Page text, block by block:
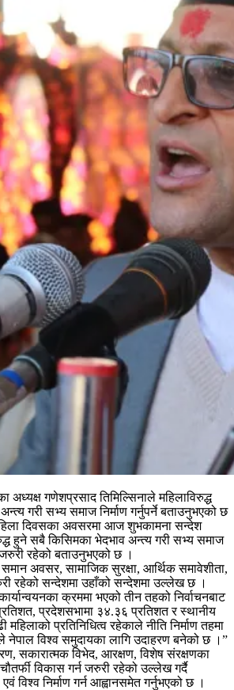
अध्यक्ष गणेशप्रसाद तिमिल्सिनाले महिलाविरुद्ध
गरी सभ्य समाज निर्माण गर्नुपर्ने बताउनुभएको छ
दिवसका अवसरमा आज शुभकामना सन्देश
हुने सबै किसिमका भेदभाव अन्त्य गरी सभ्य समाज
जरुरी रहेको बताउनुभएको छ ।
अवसर, सामाजिक सुरक्षा, आर्थिक समावेशीता,
रहेको सन्देशमा उहाँको सन्देशमा उल्लेख छ ।
क्रममा भएको तीन तहको निर्वाचनबाट
प्रदेशसभामा ३४.३६ प्रतिशत र स्थानीय
महिलाको प्रतिनिधित्व रहेकाले नीति निर्माण तहमा
नेपाल विश्व समुदायका लागि उदाहरण बनेको छ ।”
सकारात्मक विभेद, आरक्षण, विशेष संरक्षणका
विकास गर्न जरुरी रहेको उल्लेख गर्दै
विश्व निर्माण गर्न आह्वानसमेत गर्नुभएको छ ।